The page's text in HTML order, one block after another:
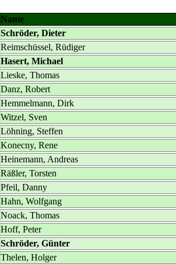
Name
Schröder, Dieter
Reimschüssel, Rüdiger
Hasert, Michael
Lieske, Thomas
Danz, Robert
Hemmelmann, Dirk
Witzel, Sven
Löhning, Steffen
Konecny, Rene
Heinemann, Andreas
Räßler, Torsten
Pfeil, Danny
Hahn, Wolfgang
Noack, Thomas
Hoff, Peter
Schröder, Günter
Thelen, Holger